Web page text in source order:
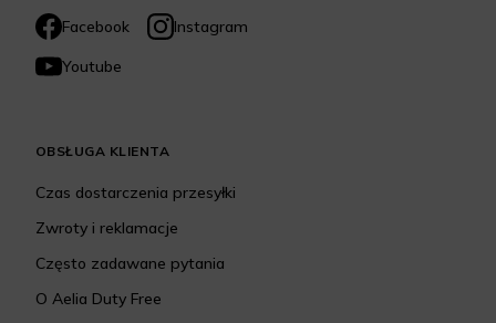
Facebook
Instagram
Youtube
OBSŁUGA KLIENTA
Czas dostarczenia przesyłki
Zwroty i reklamacje
Często zadawane pytania
O Aelia Duty Free